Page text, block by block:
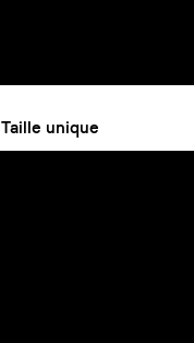
Taille unique